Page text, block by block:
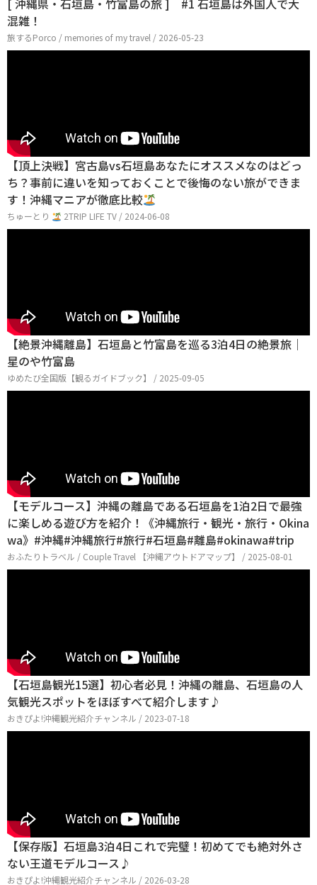
[ 沖縄県・石垣島・竹富島の旅 ] #1 石垣島は外国人で大
混雑！
旅するPorco / memories of my travel / 2026-05-23
【頂上決戦】宮古島vs石垣島あなたにオススメなのはどっ
ち？事前に違いを知っておくことで後悔のない旅ができま
す！沖縄マニアが徹底比較
ちゅーとり 2TRIP LIFE TV / 2024-06-08
【絶景沖縄離島】石垣島と竹富島を巡る3泊4日の絶景旅｜
星のや竹富島
ゆめたび全国版【観るガイドブック】 / 2025-09-05
【モデルコース】沖縄の離島である石垣島を1泊2日で最強
に楽しめる遊び方を紹介！《沖縄旅行・観光・旅行・Okina
wa》#沖縄#沖縄旅行#旅行#石垣島#離島#okinawa#trip
おふたりトラベル / Couple Travel 【沖縄アウトドアマップ】 / 2025-08-01
【石垣島観光15選】初心者必見！沖縄の離島、石垣島の人
気観光スポットをほぼすべて紹介します♪
おきぴよ!沖縄観光紹介チャンネル / 2023-07-18
【保存版】石垣島3泊4日これで完璧！初めてでも絶対外さ
ない王道モデルコース♪
おきぴよ!沖縄観光紹介チャンネル / 2026-03-28